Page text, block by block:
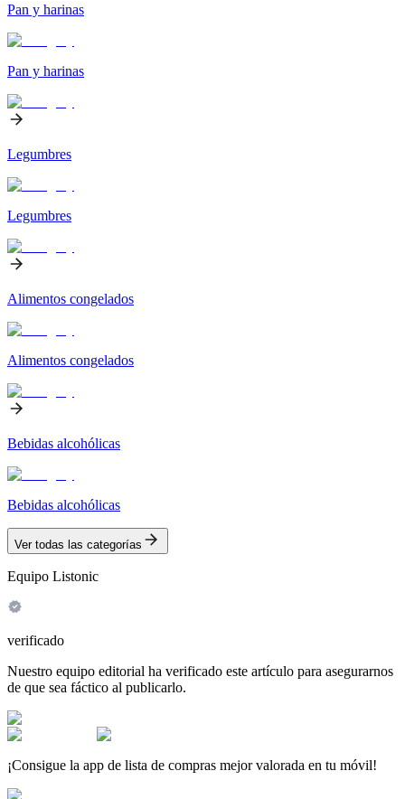
Pan y harinas
Pan y harinas
Legumbres
Legumbres
Alimentos congelados
Alimentos congelados
Bebidas alcohólicas
Bebidas alcohólicas
Ver todas las categorías
Equipo Listonic
verificado
Nuestro equipo editorial ha verificado este artículo para asegurarnos
de que sea fáctico al publicarlo.
¡Consigue la app de lista de compras mejor valorada en tu móvil!